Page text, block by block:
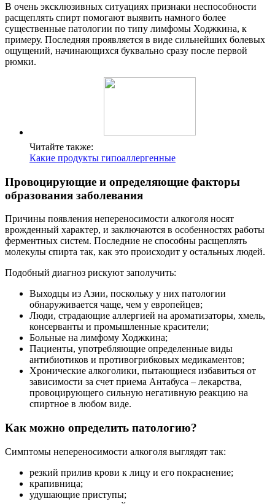
В очень эксклюзивных ситуациях признаки неспособности
расщеплять спирт помогают выявить намного более
существенные патологии по типу лимфомы Ходжкина, к
примеру. Последняя проявляется в виде сильнейших болевых
ощущений, начинающихся буквально сразу после первой
рюмки.
Читайте также:
Какие продукты гипоаллергенные
Провоцирующие и определяющие факторы
образования заболевания
Причины появления непереносимости алкоголя носят
врожденный характер, и заключаются в особенностях работы
ферментных систем. Последние не способны расщеплять
молекулы спирта так, как это происходит у остальных людей.
Подобный диагноз рискуют заполучить:
Выходцы из Азии, поскольку у них патологии
обнаруживается чаще, чем у европейцев;
Люди, страдающие аллергией на ароматизаторы, хмель,
консерванты и промышленные красители;
Больные на лимфому Ходжкина;
Пациенты, употребляющие определенные виды
антибиотиков и противогрибковых медикаментов;
Хронические алкоголики, пытающиеся избавиться от
зависимости за счет приема Антабуса – лекарства,
провоцирующего сильную негативную реакцию на
спиртное в любом виде.
Как можно определить патологию?
Симптомы непереносимости алкоголя выглядят так:
резкий прилив крови к лицу и его покраснение;
крапивница;
удушающие приступы;